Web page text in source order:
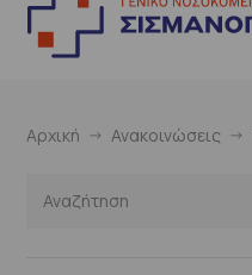
Αρχική Ανακοινώσεις